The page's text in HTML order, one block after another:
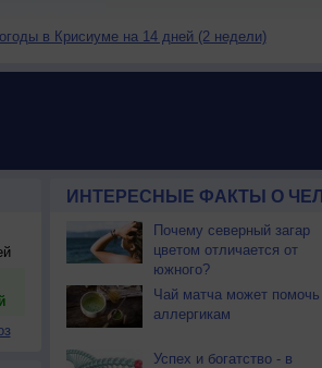
в Крисиуме на 14 дней (2 недели)
ИНТЕРЕСНЫЕ ФАКТЫ О
Почему северный загар
цветом отличается от
южного?
Чай матча может помочь
аллергикам
Успех и богатство - в